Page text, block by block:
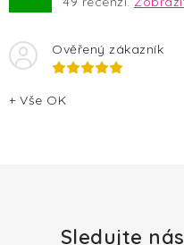
Ověřený zákazník
+ Vše OK
Sledujte